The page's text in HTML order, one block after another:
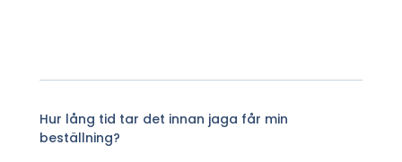
Hur lång tid tar det innan jaga får min
beställning?